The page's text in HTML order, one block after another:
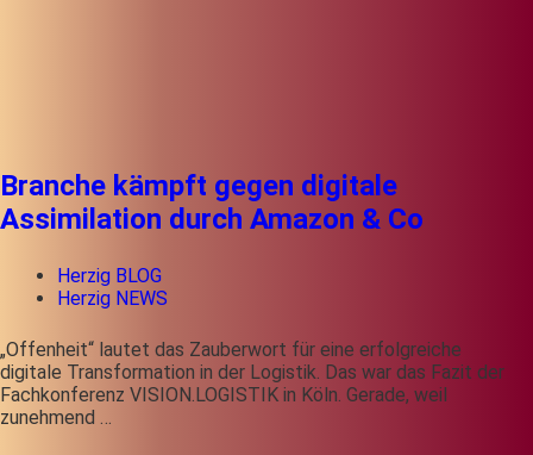
Branche kämpft gegen digitale
Assimilation durch Amazon & Co
Herzig BLOG
Herzig NEWS
„Offenheit“ lautet das Zauberwort für eine erfolgreiche
digitale Transformation in der Logistik. Das war das Fazit der
Fachkonferenz VISION.LOGISTIK in Köln. Gerade, weil
zunehmend …